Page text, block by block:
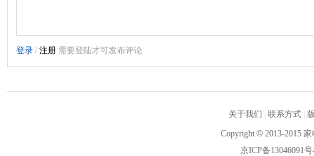
关于我们 联系方式
Copyright © 2013-2015
京ICP备13046091号